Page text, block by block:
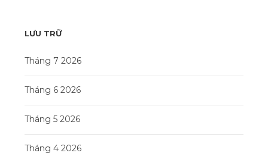
LƯU TRỮ
Tháng 7 2026
Tháng 6 2026
Tháng 5 2026
Tháng 4 2026